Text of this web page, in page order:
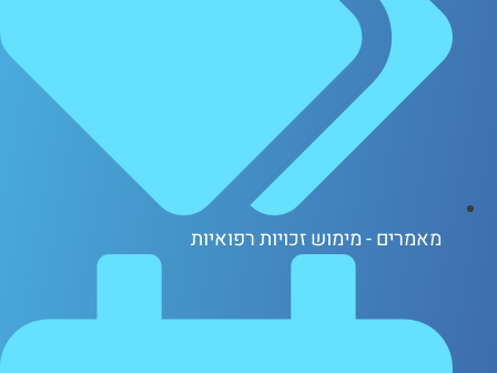
- מימוש זכויות רפואיות